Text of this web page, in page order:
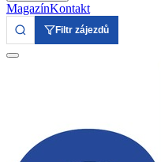
MagazínKontakt
Filtr zájezdů